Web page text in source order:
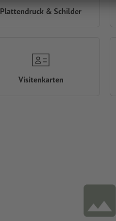
Plattendruck & Schilder
Visitenkarten